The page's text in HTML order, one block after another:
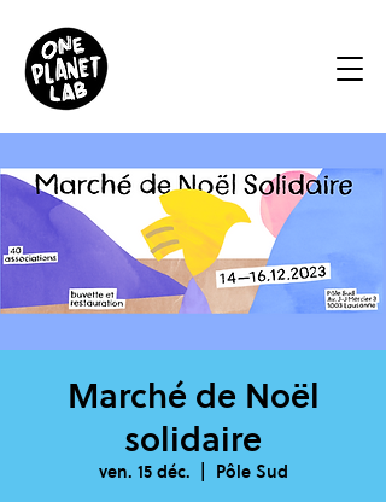
Marché de Noël
solidaire
ven. 15 déc.
Pôle Sud